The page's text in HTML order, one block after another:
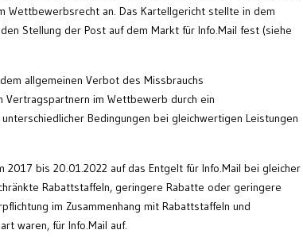
Wettbewerbsrecht an. Das Kartellgericht stellte in dem
Stellung der Post auf dem Markt für Info.Mail fest (siehe
allgemeinen Verbot des Missbrauchs
Vertragspartnern im Wettbewerb durch ein
Bedingungen bei gleichwertigen Leistungen
bis 20.01.2022 auf das Entgelt für Info.Mail bei gleicher
Rabattstaffeln, geringere Rabatte oder geringere
im Zusammenhang mit Rabattstaffeln und
waren, für Info.Mail auf.